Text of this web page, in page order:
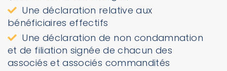
Une déclaration relative aux
bénéficiaires effectifs
Une déclaration de non condamnation
et de filiation signée de chacun des
associés et associés commandités